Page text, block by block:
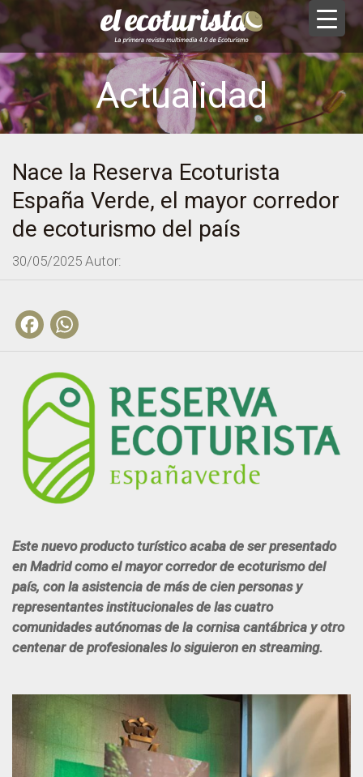
Actualidad
Nace la Reserva Ecoturista
España Verde, el mayor corredor
de ecoturismo del país
30/05/2025 Autor:
Facebook
Este nuevo producto turístico acaba de ser presentado
en Madrid como el mayor corredor de ecoturismo del
país, con la asistencia de más de cien personas y
representantes institucionales de las cuatro
comunidades autónomas de la cornisa cantábrica y otro
centenar de profesionales lo siguieron en streaming.